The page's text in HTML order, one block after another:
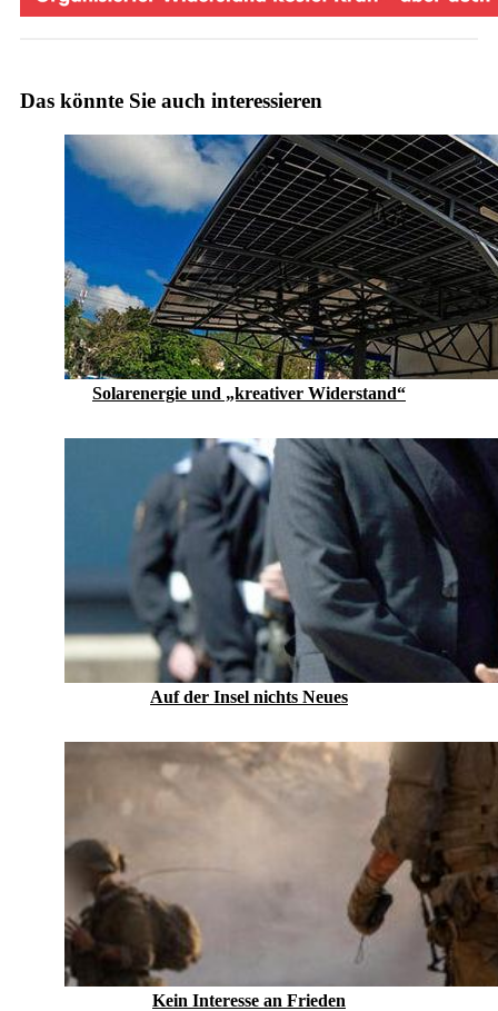
Das könnte Sie auch interessieren
Solarenergie und „kreativer Widerstand“
Auf der Insel nichts Neues
Kein Inte­resse an Frieden